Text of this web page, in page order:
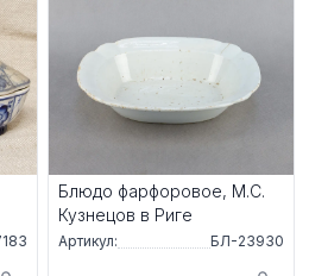
Блюдо фарфоровое, М.С.
Кузнецов в Риге
Артикул: БЛ-23930